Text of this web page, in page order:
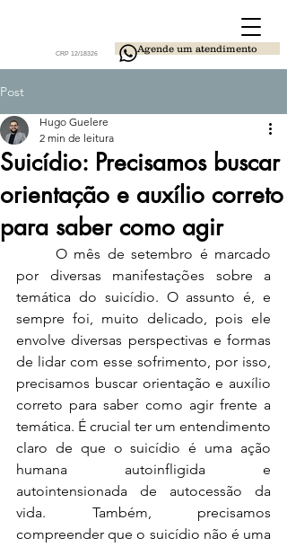
CRP 12/18326 Agende um atendimento
Post
Suicídio: Precisamos buscar
orientação e auxílio correto
para saber como agir
Hugo Guelere
2 min de leitura
por diversas manifestações sobre a
temática do suicídio. O assunto é, e
sempre foi, muito delicado, pois ele
envolve diversas perspectivas e formas
de lidar com esse sofrimento, por isso,
precisamos buscar orientação e auxílio
correto para saber como agir frente a
temática. É crucial ter um entendimento
claro de que o suicídio é uma ação
humana autoinfligida e
autointensionada de autocessão da
vida. Também, precisamos
compreender que o suicídio não é uma